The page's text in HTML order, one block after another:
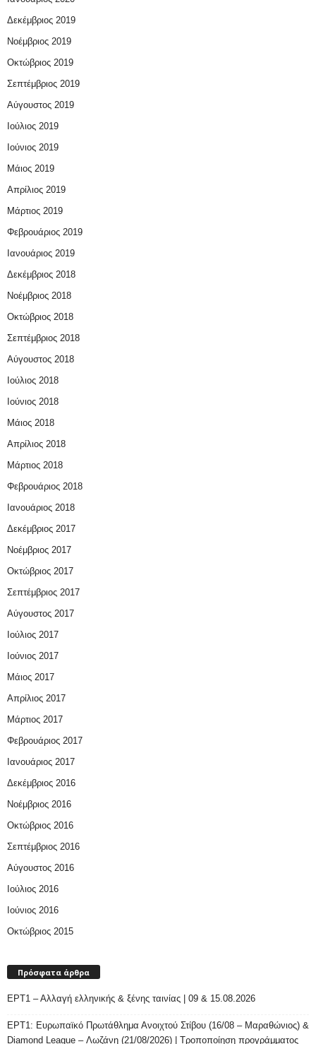
Δεκέμβριος 2019
Νοέμβριος 2019
Οκτώβριος 2019
Σεπτέμβριος 2019
Αύγουστος 2019
Ιούλιος 2019
Ιούνιος 2019
Μάιος 2019
Απρίλιος 2019
Μάρτιος 2019
Φεβρουάριος 2019
Ιανουάριος 2019
Δεκέμβριος 2018
Νοέμβριος 2018
Οκτώβριος 2018
Σεπτέμβριος 2018
Αύγουστος 2018
Ιούλιος 2018
Ιούνιος 2018
Μάιος 2018
Απρίλιος 2018
Μάρτιος 2018
Φεβρουάριος 2018
Ιανουάριος 2018
Δεκέμβριος 2017
Νοέμβριος 2017
Οκτώβριος 2017
Σεπτέμβριος 2017
Αύγουστος 2017
Ιούλιος 2017
Ιούνιος 2017
Μάιος 2017
Απρίλιος 2017
Μάρτιος 2017
Φεβρουάριος 2017
Ιανουάριος 2017
Δεκέμβριος 2016
Νοέμβριος 2016
Οκτώβριος 2016
Σεπτέμβριος 2016
Αύγουστος 2016
Ιούλιος 2016
Ιούνιος 2016
Οκτώβριος 2015
Πρόσφατα άρθρα
ΕΡΤ1 – Αλλαγή ελληνικής & ξένης ταινίας | 09 & 15.08.2026
ΕΡΤ1: Ευρωπαϊκό Πρωτάθλημα Ανοιχτού Στίβου (16/08 – Μαραθώνιος) &
Diamond League – Λωζάνη (21/08/2026) | Τροποποίηση προγράμματος